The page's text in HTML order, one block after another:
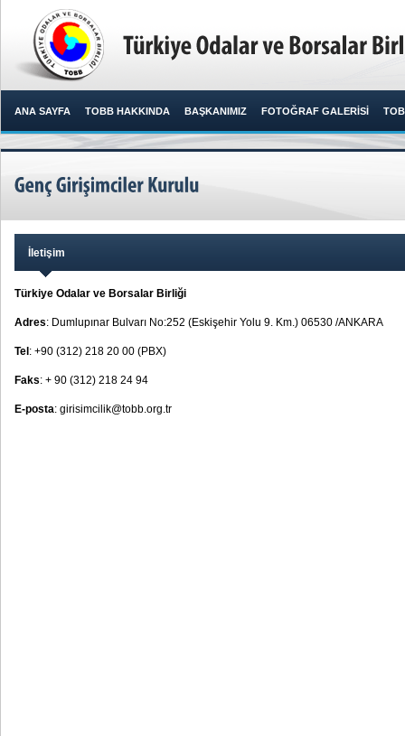
ANA SAYFA TOBB HAKKINDA BAŞKANIMIZ FOTOĞRAF GALERİSİ
İletişim
Türkiye Odalar ve Borsalar Birliği
Adres: Dumlupınar Bulvarı No:252 (Eskişehir Yolu 9. Km.) 06530 /ANKARA
Tel : +90 (312) 218 20 00 (PBX)
Faks: + 90 (312) 218 24 94
E-posta: girisimcilik@tobb.org.tr